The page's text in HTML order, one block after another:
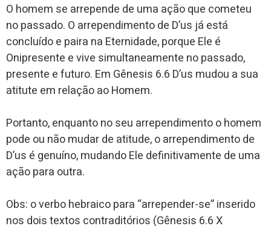
O homem se arrepende de uma ação que cometeu
no passado. O arrependimento de D’us já está
concluído e paira na Eternidade, porque Ele é
Onipresente e vive simultaneamente no passado,
presente e futuro. Em Gênesis 6.6 D’us mudou a sua
atitute em relação ao Homem.
Portanto, enquanto no seu arrependimento o homem
pode ou não mudar de atitude, o arrependimento de
D’us é genuíno, mudando Ele definitivamente de uma
ação para outra.
Obs: o verbo hebraico para “arrepender-se” inserido
nos dois textos contraditórios (Gênesis 6.6 X